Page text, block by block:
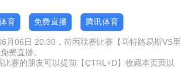
育 免费直播 腾讯体育
06日 20:30，荷丙联赛比赛【马特路易斯VS里
费直播。
赛的朋友可以提前【CTRL+D】收藏本页面以